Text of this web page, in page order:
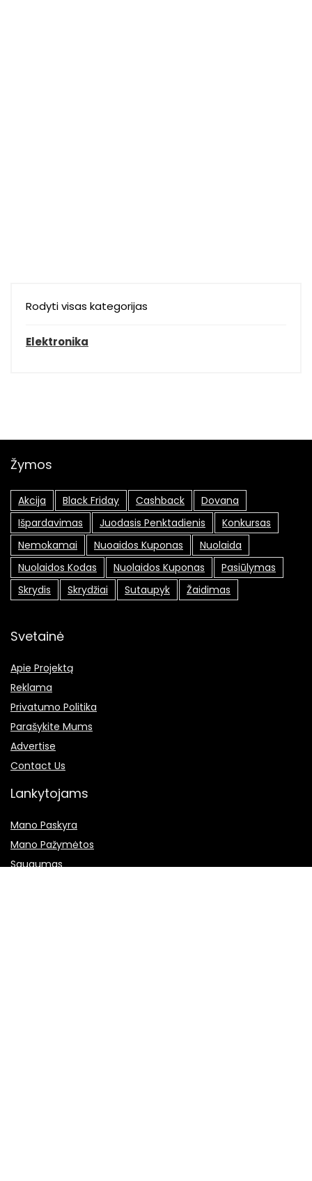
Rodyti visas kategorijas
Elektronika
Žymos
Akcija Black Friday Cashback
Dovana
Išpardavimas
Juodasis Penktadienis
Konkursas
Nemokamai
Nuoaidos Kuponas
Nuolaida
Nuolaidos Kodas
Nuolaidos Kuponas
Pasiūlymas
Skrydis
Skrydžiai Sutaupyk Žaidimas
Svetainė
Apie Projektą
Reklama
Privatumo Politika
Parašykite Mums
Advertise
Contact Us
Lankytojams
Mano Paskyra
Mano Pažymėtos
Saugumas